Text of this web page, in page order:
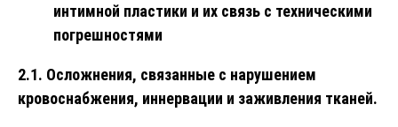
интимной пластики и их связь с техническими
погрешностями
2.1. Осложнения, связанные с нарушением
кровоснабжения, иннервации и заживления тканей.